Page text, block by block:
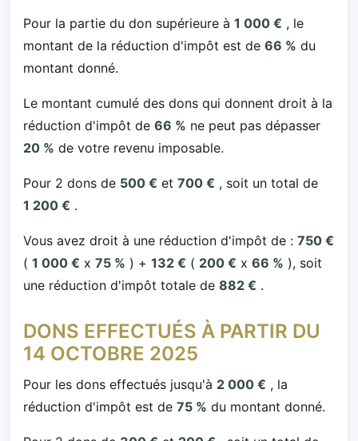
Pour la partie du don supérieure à 1 000 € , le
montant de la réduction d'impôt est de 66 % du
montant donné.
Le montant cumulé des dons qui donnent droit à la
réduction d'impôt de 66 % ne peut pas dépasser
20 % de votre revenu imposable.
Pour 2 dons de 500 € et 700 € , soit un total de
1 200 € .
Vous avez droit à une réduction d'impôt de : 750 €
( 1 000 € x 75 % ) + 132 € ( 200 € x 66 % ), soit
une réduction d'impôt totale de 882 € .
DONS EFFECTUÉS À PARTIR DU
14 OCTOBRE 2025
Pour les dons effectués jusqu'à 2 000 € , la
réduction d'impôt est de 75 % du montant donné.